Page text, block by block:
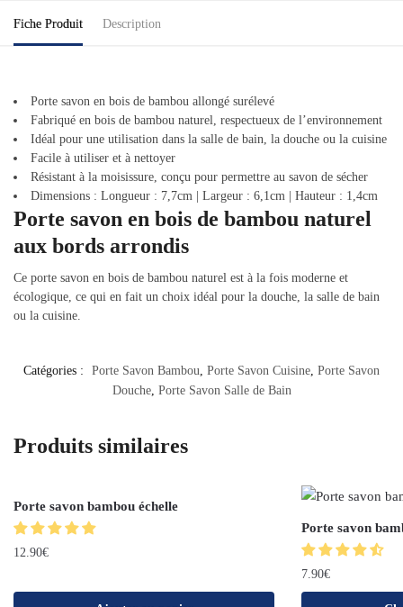
Fiche Produit Description
Porte savon en bois de bambou allongé surélevé
Fabriqué en bois de bambou naturel, respectueux de l’environnement
Idéal pour une utilisation dans la salle de bain, la douche ou la cuisine
Facile à utiliser et à nettoyer
Résistant à la moisissure, conçu pour permettre au savon de sécher
Dimensions : Longueur : 7,7cm | Largeur : 6,1cm | Hauteur : 1,4cm
Porte savon en bois de bambou naturel
aux bords arrondis
Ce porte savon en bois de bambou naturel est à la fois moderne et
écologique, ce qui en fait un choix idéal pour la douche, la salle de bain
ou la cuisine.
Catégories : Porte Savon Bambou Porte Savon Cuisine Porte Savon
Douche, Porte Savon Salle de Bain
Produits similaires
Porte savon bambou échelle
12.90€
Porte savon
7.90€